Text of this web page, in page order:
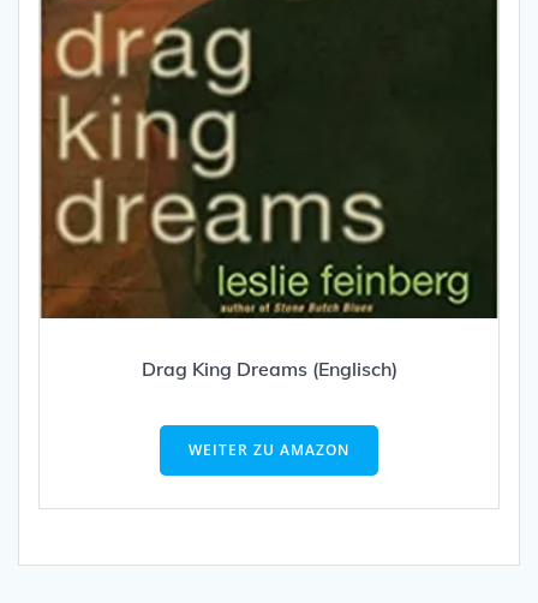
Drag King Dreams (Englisch)
WEITER ZU AMAZON